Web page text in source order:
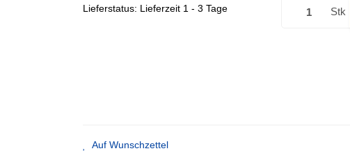
Lieferstatus: Lieferzeit 1 - 3 Tage
Stk
Auf Wunschzettel